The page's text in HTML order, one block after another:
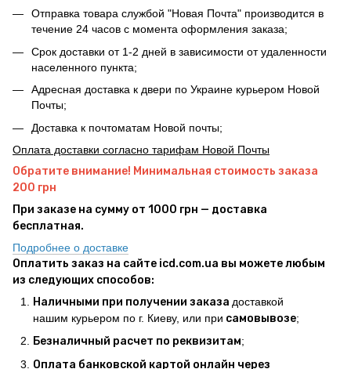
Отправка товара службой "Новая Почта" производится в
течение 24 часов с момента оформления заказа;
Срок доставки от 1-2 дней в зависимости от удаленности
населенного пункта;
Адресная доставка к двери по Украине курьером Новой
Почты;
Доставка к почтоматам Новой почты;
Оплата доставки согласно тарифам Новой Почты
Обратите внимание! Минимальная стоимость заказа
200 грн
При заказе на сумму от 1000 грн — доставка
бесплатная.
Подробнее о доставке
Оплатить заказ на сайте icd.com.ua вы можете любым
из следующих способов:
Наличными при получении заказа доставкой
нашим курьером по г. Киеву, или при самовывозе;
Безналичный расчет по реквизитам;
Оплата банковской картой онлайн через